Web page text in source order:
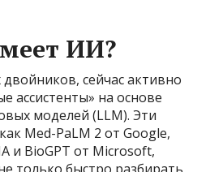
ИИ?
сейчас активно
ассистенты» на основе
моделей (LLM). Эти
Med-PaLM 2 от Google,
и BioGPT от Microsoft,